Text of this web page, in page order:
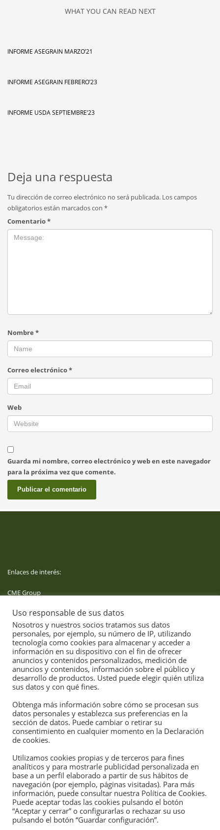
WHAT YOU CAN READ NEXT
INFORME ASEGRAIN MARZO’21
INFORME ASEGRAIN FEBRERO’23
INFORME USDA SEPTIEMBRE’23
Deja una respuesta
Tu dirección de correo electrónico no será publicada. Los campos
obligatorios están marcados con *
Comentario*
Nombre *
Correo electrónico*
Web
Guarda mi nombre, correo electrónico y web en este navegador
para la próxima vez que comente.
Enlaces de interés:
CME Group
Derivaties
Aemet
Confianza en el servicio agrario profesional
de: ASEGRAIM.
AVISO LEGAL Y PROTECCIÓN DE DATOS
Uso responsable de sus datos
Nosotros y nuestros socios tratamos sus datos
personales, por ejemplo, su número de IP, utilizando
tecnología como cookies para almacenar y acceder a
información en su dispositivo con el fin de ofrecer
anuncios y contenidos personalizados, medición de
anuncios y contenidos, información sobre el público y
desarrollo de productos. Usted puede elegir quién utiliza
sus datos y con qué fines.
Obtenga más información sobre cómo se procesan sus
datos personales y establezca sus preferencias en la
sección de datos. Puede cambiar o retirar su
consentimiento en cualquier momento en la Declaración
de cookies.
Utilizamos cookies propias y de terceros para fines
analíticos y para mostrarle publicidad personalizada en
base a un perfil elaborado a partir de sus hábitos de
navegación (por ejemplo, páginas visitadas). Para más
información, puede consultar nuestra Política de Cookies.
Puede aceptar todas las cookies pulsando el botón
“Aceptar y cerrar” o configurarlas o rechazar su uso
pulsando el botón “Guardar configuración”.